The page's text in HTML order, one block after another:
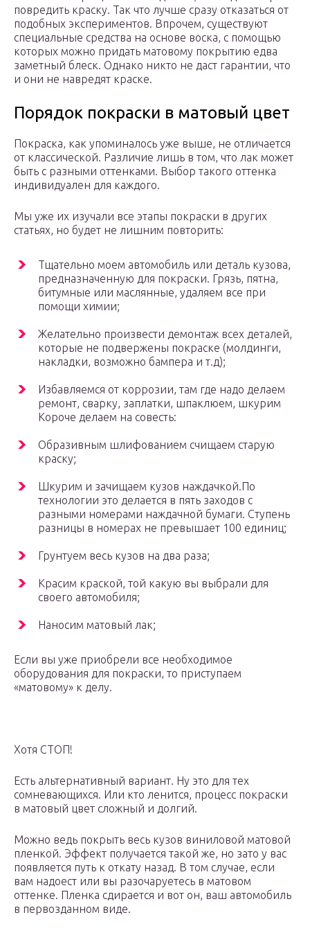
повредить краску. Так что лучше сразу отказаться от
подобных экспериментов. Впрочем, существуют
специальные средства на основе воска, с помощью
которых можно придать матовому покрытию едва
заметный блеск. Однако никто не даст гарантии, что
и они не навредят краске.
Порядок покраски в матовый цвет
Покраска, как упоминалось уже выше, не отличается
от классической. Различие лишь в том, что лак может
быть с разными оттенками. Выбор такого оттенка
индивидуален для каждого.
Мы уже их изучали все этапы покраски в других
статьях, но будет не лишним повторить:
Тщательно моем автомобиль или деталь кузова,
предназначенную для покраски. Грязь, пятна,
битумные или маслянные, удаляем все при
помощи химии;
Желательно произвести демонтаж всех деталей,
которые не подвержены покраске (молдинги,
накладки, возможно бампера и т.д);
Избавляемся от коррозии, там где надо делаем
ремонт, сварку, заплатки, шпаклюем, шкурим
Короче делаем на совесть:
Образивным шлифованием счищаем старую
краску;
Шкурим и зачищаем кузов наждачкой.По
технологии это делается в пять заходов с
разными номерами наждачной бумаги. Ступень
разницы в номерах не превышает 100 единиц;
Грунтуем весь кузов на два раза;
Красим краской, той какую вы выбрали для
своего автомобиля;
Наносим матовый лак;
Если вы уже приобрели все необходимое
оборудования для покраски, то приступаем
«матовому» к делу.
Хотя СТОП!
Есть альтернативный вариант. Ну это для тех
сомневающихся. Или кто ленится, процесс покраски
в матовый цвет сложный и долгий.
Можно ведь покрыть весь кузов виниловой матовой
пленкой. Эффект получается такой же, но зато у вас
появляется путь к откату назад. В том случае, если
вам надоест или вы разочаруетесь в матовом
оттенке. Пленка сдирается и вот он, ваш автомобиль
в первозданном виде.